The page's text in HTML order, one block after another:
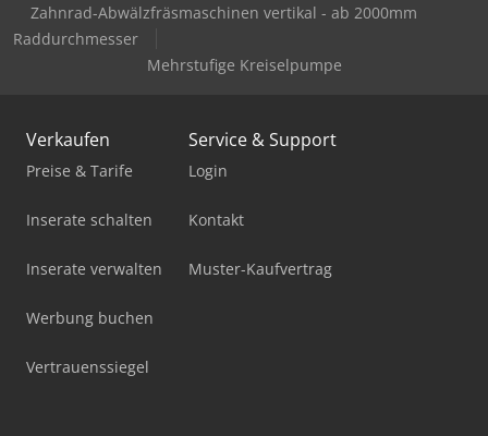
Zahnrad-Abwälzfräsmaschinen vertikal - ab 2000mm
Raddurchmesser
Mehrstufige Kreiselpumpe
Verkaufen
Preise & Tarife
Inserate schalten
Inserate verwalten
Werbung buchen
Vertrauenssiegel
Service & Support
Login
Kontakt
Muster-Kaufvertrag